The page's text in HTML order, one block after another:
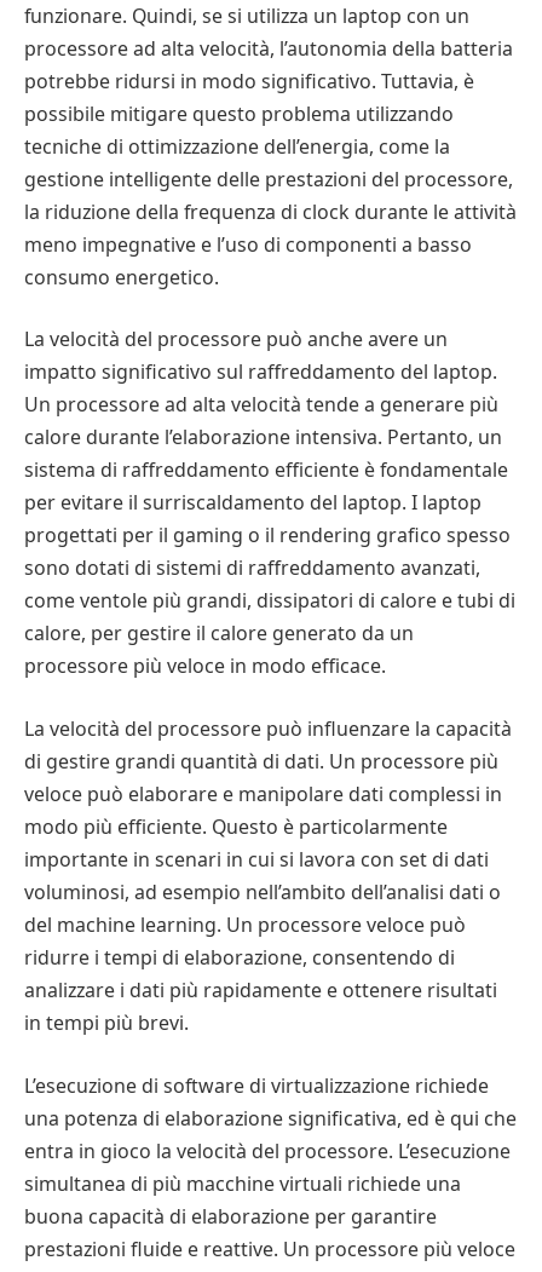
funzionare. Quindi, se si utilizza un laptop con un
processore ad alta velocità, l’autonomia della batteria
potrebbe ridursi in modo significativo. Tuttavia, è
possibile mitigare questo problema utilizzando
tecniche di ottimizzazione dell’energia, come la
gestione intelligente delle prestazioni del processore,
la riduzione della frequenza di clock durante le attività
meno impegnative e l’uso di componenti a basso
consumo energetico.
La velocità del processore può anche avere un
impatto significativo sul raffreddamento del laptop.
Un processore ad alta velocità tende a generare più
calore durante l’elaborazione intensiva. Pertanto, un
sistema di raffreddamento efficiente è fondamentale
per evitare il surriscaldamento del laptop. I laptop
progettati per il gaming o il rendering grafico spesso
sono dotati di sistemi di raffreddamento avanzati,
come ventole più grandi, dissipatori di calore e tubi di
calore, per gestire il calore generato da un
processore più veloce in modo efficace.
La velocità del processore può influenzare la capacità
di gestire grandi quantità di dati. Un processore più
veloce può elaborare e manipolare dati complessi in
modo più efficiente. Questo è particolarmente
importante in scenari in cui si lavora con set di dati
voluminosi, ad esempio nell’ambito dell’analisi dati o
del machine learning. Un processore veloce può
ridurre i tempi di elaborazione, consentendo di
analizzare i dati più rapidamente e ottenere risultati
in tempi più brevi.
L’esecuzione di software di virtualizzazione richiede
una potenza di elaborazione significativa, ed è qui che
entra in gioco la velocità del processore. L’esecuzione
simultanea di più macchine virtuali richiede una
buona capacità di elaborazione per garantire
prestazioni fluide e reattive. Un processore più veloce